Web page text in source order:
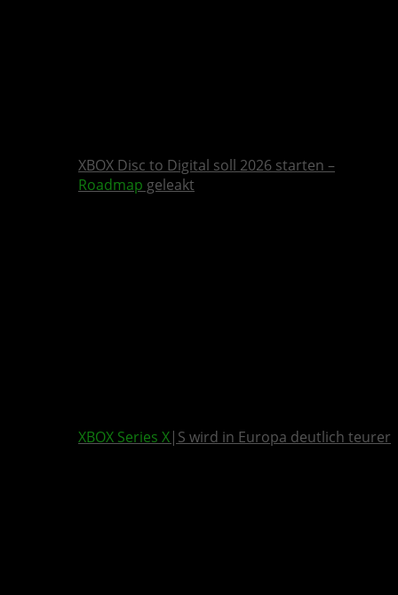
XBOX Disc to Digital soll 2026 starten –
Roadmap geleakt
XBOX Series X|S wird in Europa deutlich teurer